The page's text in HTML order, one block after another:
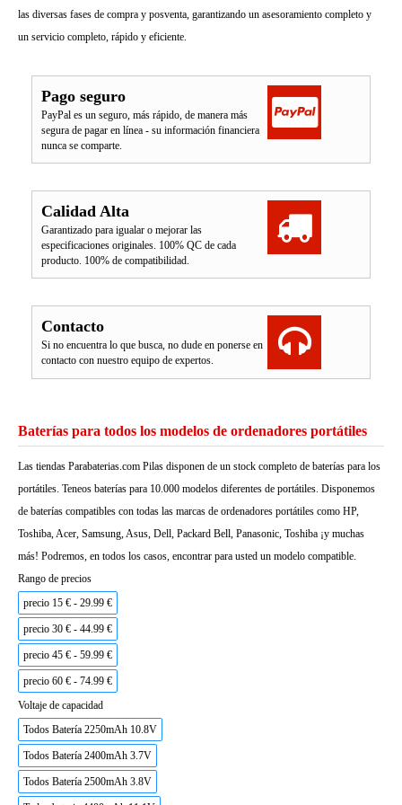
las diversas fases de compra y posventa, garantizando un asesoramiento completo y
un servicio completo, rápido y eficiente.
Pago seguro
PayPal es un seguro, más rápido, de manera más
segura de pagar en línea - su información financiera
nunca se comparte.
Calidad Alta
Garantizado para igualar o mejorar las
especificaciones originales. 100% QC de cada
producto. 100% de compatibilidad.
Contacto
Si no encuentra lo que busca, no dude en ponerse en
contacto con nuestro equipo de expertos.
Baterías para todos los modelos de ordenadores portátiles
Las tiendas Parabaterias.com Pilas disponen de un stock completo de baterías para los
portátiles. Teneos baterías para 10.000 modelos diferentes de portátiles. Disponemos
de baterías compatibles con todas las marcas de ordenadores portátiles como HP,
Toshiba, Acer, Samsung, Asus, Dell, Packard Bell, Panasonic, Toshiba ¡y muchas
más! Podremos, en todos los casos, encontrar para usted un modelo compatible.
Rango de precios
precio 15 € - 29.99 €
precio 30 € - 44.99 €
precio 45 € - 59.99 €
precio 60 € - 74.99 €
Voltaje de capacidad
Todos Batería 2250mAh 10.8V
Todos Batería 2400mAh 3.7V
Todos Batería 2500mAh 3.8V